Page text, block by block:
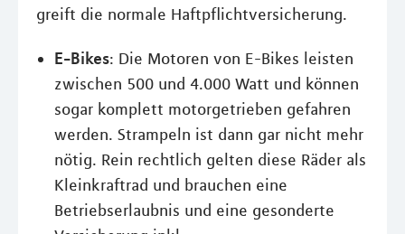
greift die normale Haftpflichtversicherung.
E-Bikes: Die Motoren von E-Bikes leisten
zwischen 500 und 4.000 Watt und können
sogar komplett motorgetrieben gefahren
werden. Strampeln ist dann gar nicht mehr
nötig. Rein rechtlich gelten diese Räder als
Kleinkraftrad und brauchen eine
Betriebserlaubnis und eine gesonderte